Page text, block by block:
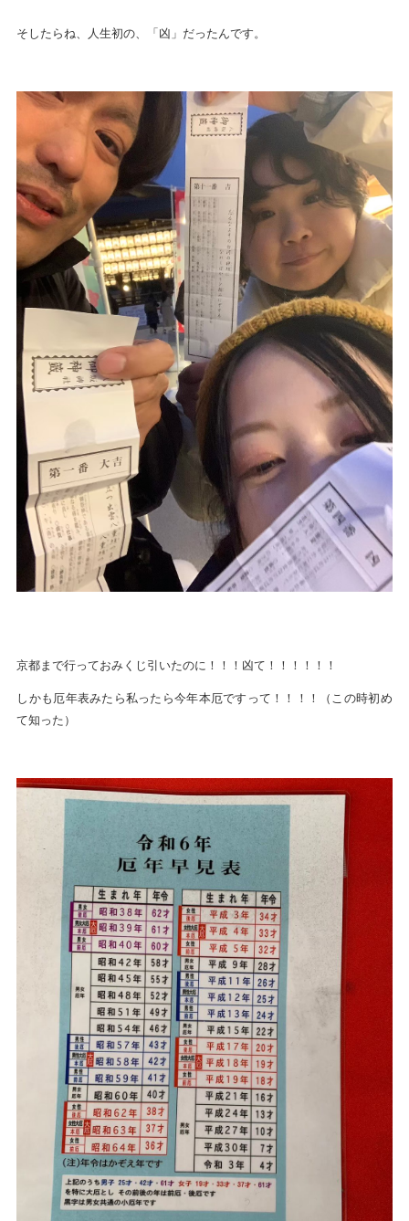
そしたらね、人生初の、「凶」だったんです。
京都まで行っておみくじ引いたのに！！！凶て！！！！！！
しかも厄年表みたら私ったら今年本厄ですって！！！！（この時初め
て知った）